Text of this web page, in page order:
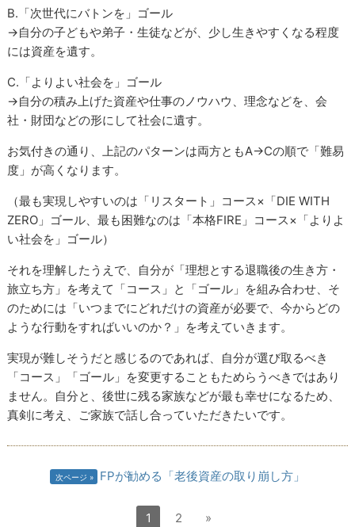
B.「次世代にバトンを」ゴール
→自分の子どもや弟子・生徒などが、少し生きやすくなる程度
には資産を遺す。
C.「よりよい社会を」ゴール
→自分の積み上げた資産や仕事のノウハウ、理念などを、会
社・財団などの形にして社会に遺す。
お気付きの通り、上記のパターンは両方ともA→Cの順で「難易
度」が高くなります。
（最も実現しやすいのは「リスタート」コース×「DIE WITH
ZERO」ゴール、最も困難なのは「本格FIRE」コース×「よりよ
い社会を」ゴール）
それを理解したうえで、自分が「理想とする退職後の生き方・
旅立ち方」を考えて「コース」と「ゴール」を組み合わせ、そ
のためには「いつまでにどれだけの資産が必要で、今からどの
ような行動をすればいいのか？」を考えていきます。
実現が難しそうだと感じるのであれば、自分が選び取るべき
「コース」「ゴール」を変更することもためらうべきではあり
ません。自分と、後世に残る家族などが最も幸せになるため、
真剣に考え、ご家族で話し合っていただきたいです。
次ページ FPが勧める「老後資産の取り崩し方」
1 2 »